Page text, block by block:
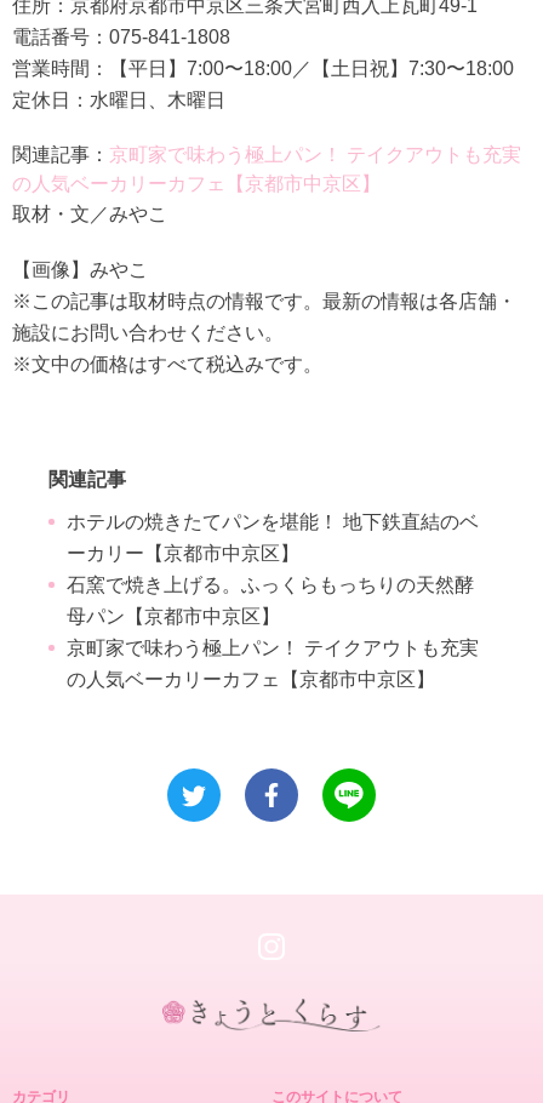
住所：京都府京都市中京区三条大宮町西入上瓦町49-1
電話番号：075-841-1808
営業時間：【平日】7:00〜18:00／【土日祝】7:30〜18:00
定休日：水曜日、木曜日
関連記事： 京町家で味わう極上パン！ テイクアウトも充実
の人気ベーカリーカフェ【京都市中京区】
取材・文／みやこ
【画像】みやこ
※この記事は取材時点の情報です。最新の情報は各店舗・
施設にお問い合わせください。
※文中の価格はすべて税込みです。
関連記事
ホテルの焼きたてパンを堪能！ 地下鉄直結のベ
ーカリー【京都市中京区】
石窯で焼き上げる。ふっくらもっちりの天然酵
母パン【京都市中京区】
京町家で味わう極上パン！ テイクアウトも充実
の人気ベーカリーカフェ【京都市中京区】
カテゴリ このサイトについて